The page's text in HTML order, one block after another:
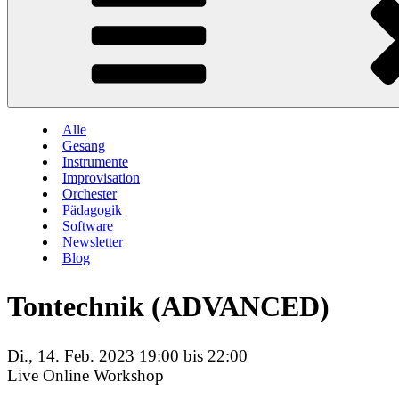
Alle
Gesang
Instrumente
Improvisation
Orchester
Pädagogik
Software
Newsletter
Blog
Tontechnik (ADVANCED)
Di., 14. Feb. 2023 19:00 bis 22:00
Live Online Workshop